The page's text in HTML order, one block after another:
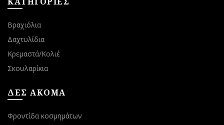
Βραχιόλια
Δαχτυλίδια
Κρεμαστά/Κολιέ
Σκουλαρίκια
ΔΕΣ ΑΚΟΜΑ
Φροντίδα κοσμημάτων